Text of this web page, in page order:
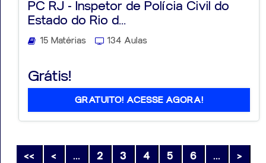
PC RJ - Inspetor de Polícia Civil do
Estado do Rio d...
15 Matérias 134 Aulas
Grátis!
GRATUITO! ACESSE AGORA!
<< < ... 2 3 4 5 6 ...
>